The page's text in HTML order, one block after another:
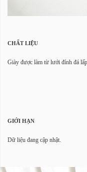
CHẤT LIỆU
Giày được làm từ lưới đính đá
GIỚI HẠN
Dữ liệu đang cập nhật.